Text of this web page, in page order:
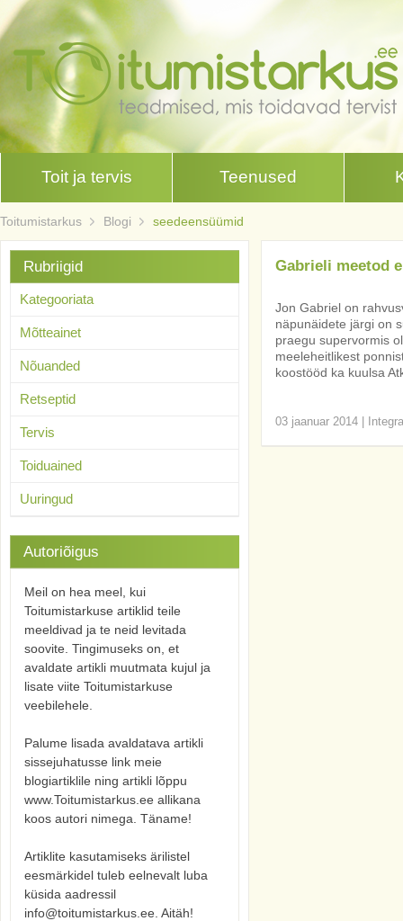
Toit ja tervis Teenused
Toitumistarkus Blogi seedeensüümid
Gabrieli meetod
Jon Gabriel on
näpunäidete järgi on
praegu supervormis
meeleheitlikest
koostööd ka kuulsa
03 jaanuar 2014
Rubriigid
Kategooriata
Mõtteainet
Nõuanded
Retseptid
Tervis
Toiduained
Uuringud
Autoriõigus
Meil on hea meel, kui
Toitumistarkuse artiklid teile
meeldivad ja te neid levitada
soovite. Tingimuseks on, et
avaldate artikli muutmata kujul ja
lisate viite Toitumistarkuse
veebilehele.
Palume lisada avaldatava artikli
sissejuhatusse link meie
blogiartiklile ning artikli lõppu
www.Toitumistarkus.ee allikana
koos autori nimega. Täname!
Artiklite kasutamiseks ärilistel
eesmärkidel tuleb eelnevalt luba
küsida aadressil
info@toitumistarkus.ee. Aitäh!